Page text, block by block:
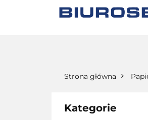
Strona główna
Kategorie